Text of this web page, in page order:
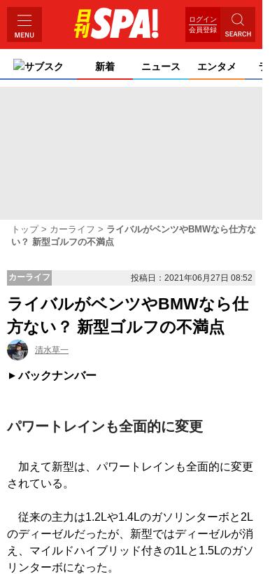
ログイン
会員登録
サブスク 新着 ニュース エンタメ ライ
トップ カーライフ
ライバルがベンツやBMWなら仕方な
い？ 新型ゴルフの不満点
カーライフ 投稿日：2021年06月27日 08:52
ライバルがベンツやBMWなら仕
方ない？ 新型ゴルフの不満点
清水草一
バックナンバー
パワートレインも全面的に変更
加えて新型は、パワートレインも全面的に変更
されている。
従来の主力は1.2Lや1.4Lのガソリンターボと2L
のディーゼルだったが、新型ではディーゼルが消
え、マイルドハイブリッド付きの1Lと1.5Lのガソ
リンターボになった。